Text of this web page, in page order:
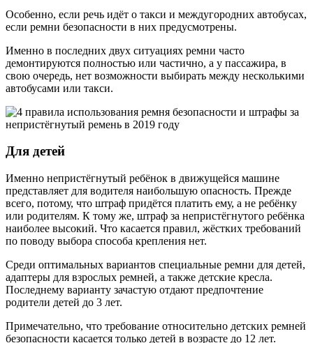
Особенно, если речь идёт о такси и междугородних автобусах,
если ремни безопасности в них предусмотрены.
Именно в последних двух ситуациях ремни часто
демонтируются полностью или частично, а у пассажира, в
свою очередь, нет возможности выбирать между несколькими
автобусами или такси.
Для детей
Именно непристёгнутый ребёнок в движущейся машине
представляет для водителя наибольшую опасность. Прежде
всего, потому, что штраф придётся платить ему, а не ребёнку
или родителям. К тому же, штраф за непристёгнутого ребёнка
наиболее высокий. Что касается правил, жёстких требований
по поводу выбора способа крепления нет.
Среди оптимальных вариантов специальные ремни для детей,
адаптеры для взрослых ремней, а также детские кресла.
Последнему варианту зачастую отдают предпочтение
родители детей до 3 лет.
Примечательно, что требование относительно детских ремней
безопасности касается только детей в возрасте до 12 лет.